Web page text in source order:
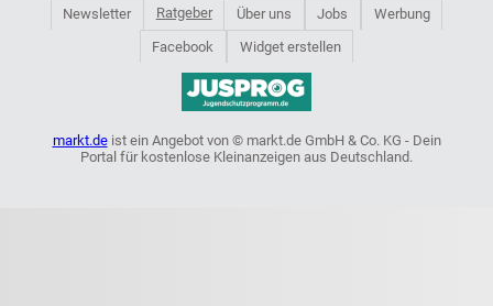
Newsletter Ratgeber Über uns Jobs
Werbung
Facebook
Widget erstellen
markt.deist ein Angebot von © markt.de GmbH & Co. KG - Dein
Portal für kostenlose Kleinanzeigen aus Deutschland.